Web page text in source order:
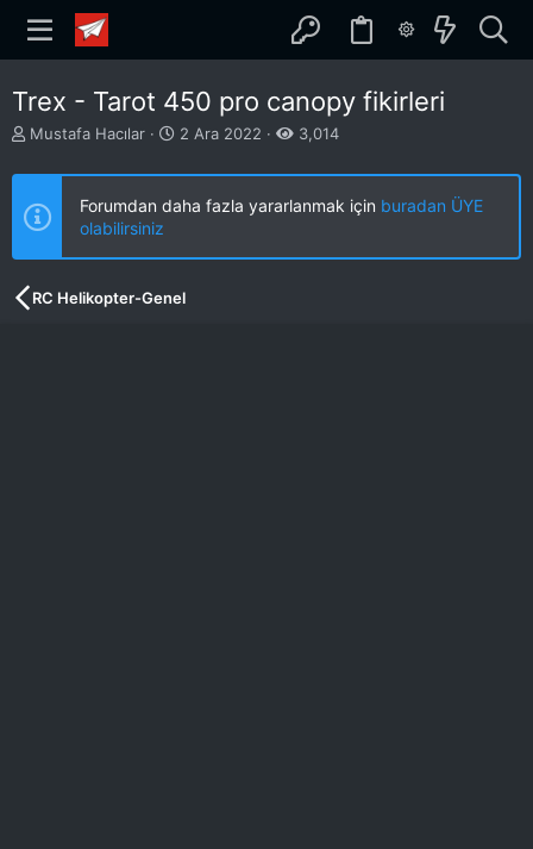
Trex - Tarot 450 pro canopy fikirleri
K
n
u
u
b
a
Mustafa Hacılar
B
ş
a
g
ç
2 Ara 2022 3,014
Forumdan daha fazla yararlanmak için buradan ÜYE
olabilirsiniz
RC Helikopter-Genel